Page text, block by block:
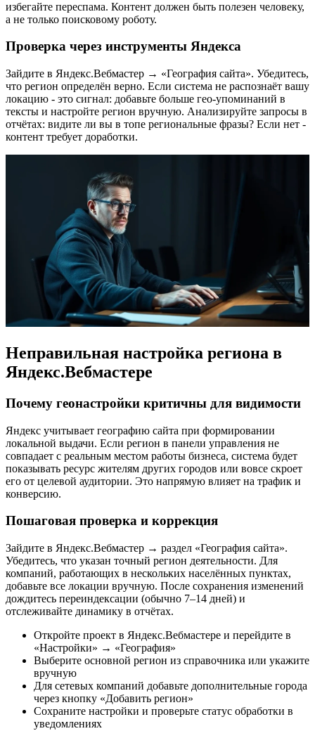
избегайте переспама. Контент должен быть полезен человеку,
а не только поисковому роботу.
Проверка через инструменты Яндекса
Зайдите в Яндекс.Вебмастер → «География сайта». Убедитесь,
что регион определён верно. Если система не распознаёт вашу
локацию - это сигнал: добавьте больше гео-упоминаний в
тексты и настройте регион вручную. Анализируйте запросы в
отчётах: видите ли вы в топе региональные фразы? Если нет -
контент требует доработки.
Неправильная настройка региона в
Яндекс.Вебмастере
Почему геонастройки критичны для видимости
Яндекс учитывает географию сайта при формировании
локальной выдачи. Если регион в панели управления не
совпадает с реальным местом работы бизнеса, система будет
показывать ресурс жителям других городов или вовсе скроет
его от целевой аудитории. Это напрямую влияет на трафик и
конверсию.
Пошаговая проверка и коррекция
Зайдите в Яндекс.Вебмастер → раздел «География сайта».
Убедитесь, что указан точный регион деятельности. Для
компаний, работающих в нескольких населённых пунктах,
добавьте все локации вручную. После сохранения изменений
дождитесь переиндексации (обычно 7–14 дней) и
отслеживайте динамику в отчётах.
Откройте проект в Яндекс.Вебмастере и перейдите в
«Настройки» → «География»
Выберите основной регион из справочника или укажите
вручную
Для сетевых компаний добавьте дополнительные города
через кнопку «Добавить регион»
Сохраните настройки и проверьте статус обработки в
уведомлениях